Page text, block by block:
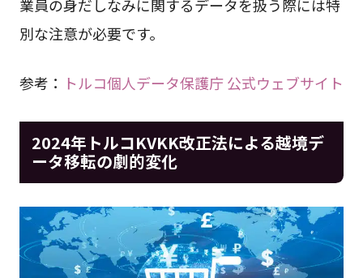
業員の身だしなみに関するデータを扱う際には特
別な注意が必要です。
参考： トルコ個人データ保護庁 公式ウェブサイト
2024年トルコKVKK改正法による越境デ
ータ移転の劇的変化